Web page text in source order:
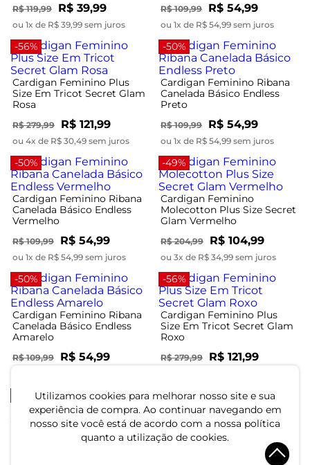
Utilizamos cookies para melhorar nosso site e sua
experiência de compra. Ao continuar navegando em
nosso site você está de acordo com a nossa política
quanto a utilização de cookies.
R$ 119,99 R$ 39,99
ou 1x de R$ 39,99 sem juros
R$ 109,99 R$ 54,99
ou 1x de R$ 54,99 sem juros
-56%
Cardigan Feminino Plus
Size Em Tricot Secret Glam
Rosa
R$ 279,99 R$ 121,99
ou 4x de R$ 30,49 sem juros
-50%
Cardigan Feminino Ribana
Canelada Básico Endless
Preto
R$ 109,99 R$ 54,99
ou 1x de R$ 54,99 sem juros
-50%
Cardigan Feminino Ribana
Canelada Básico Endless
Vermelho
R$ 109,99 R$ 54,99
ou 1x de R$ 54,99 sem juros
-49%
Cardigan Feminino
Molecotton Plus Size Secret
Glam Vermelho
R$ 204,99 R$ 104,99
ou 3x de R$ 34,99 sem juros
-50%
Cardigan Feminino Ribana
Canelada Básico Endless
Amarelo
R$ 109,99 R$ 54,99
-56%
Cardigan Feminino Plus
Size Em Tricot Secret Glam
Roxo
R$ 279,99 R$ 121,99
-62%
Cardigan Feminino Plus
Size Em Tricot Secret Glam
-43%
Cardigan Feminino Em
Lanzinha Unique Collection